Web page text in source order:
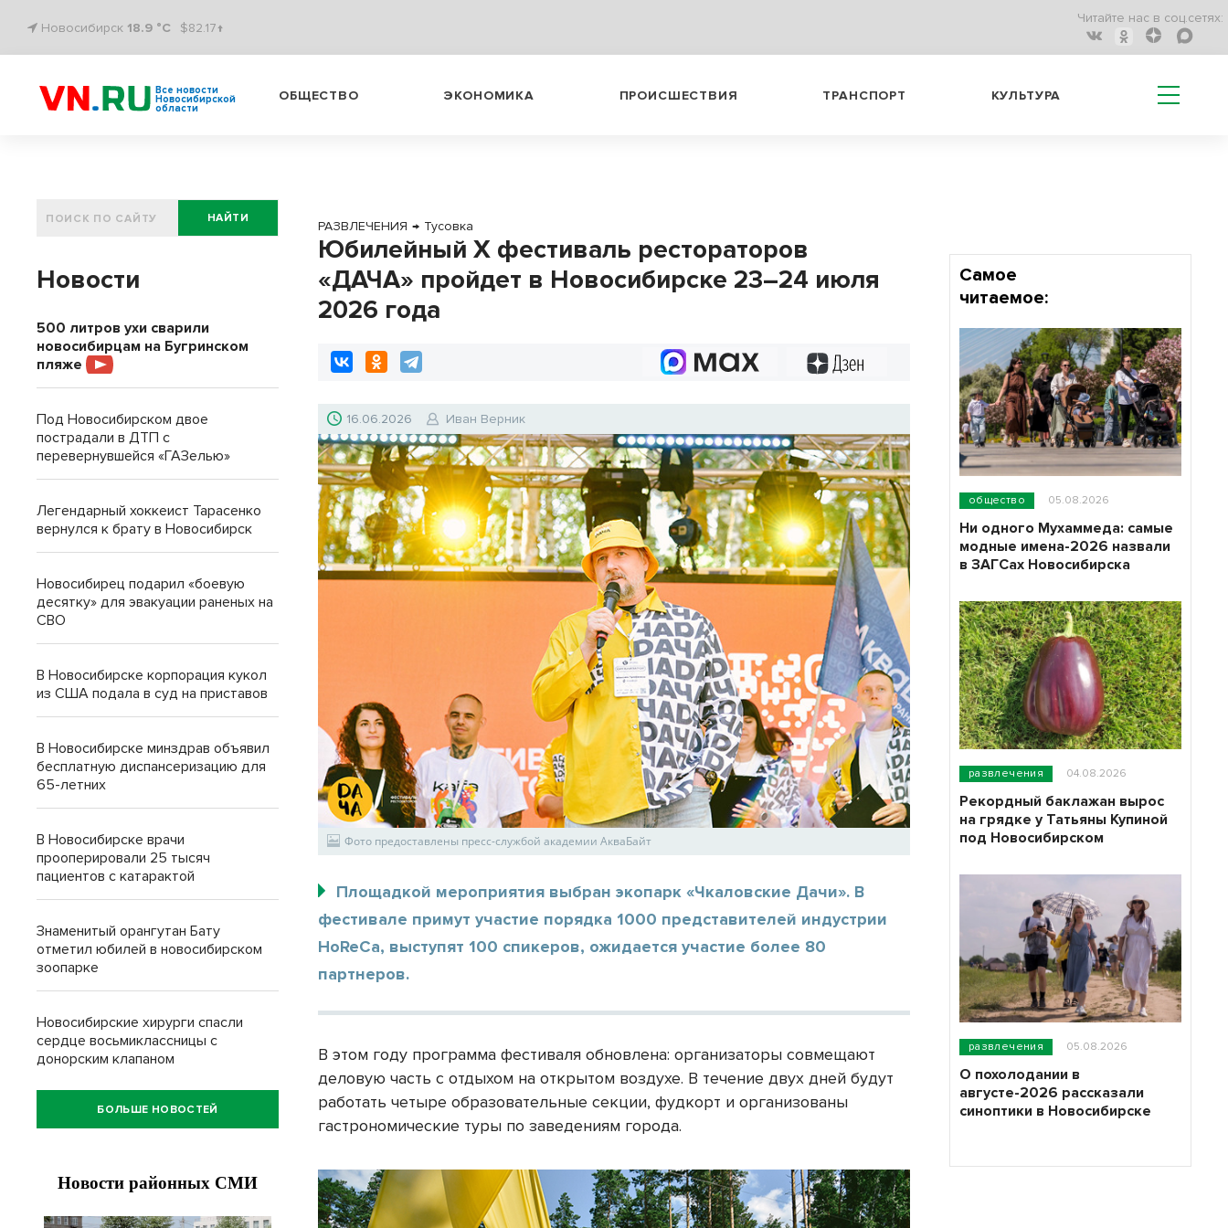
Новосибирск 18.9 °C $82.17↑
Читайте нас в соц.сетях:
Все новости
Новосибирской
области
ОБЩЕСТВО ЭКОНОМИКА ПРОИСШЕСТВИЯ ТРАНСПОРТ КУЛЬТУРА
РАЗВЛЕЧЕНИЯ → Тусовка
Юбилейный X фестиваль рестораторов
«ДАЧА» пройдет в Новосибирске 23–24 июля
2026 года
16.06.2026 Иван Верник
Фото предоставлены пресс-службой академии АкваБайт
Площадкой мероприятия выбран экопарк «Чкаловские Дачи». В
фестивале примут участие порядка 1000 представителей индустрии
HoReCa, выступят 100 спикеров, ожидается участие более 80
партнеров.
В этом году программа фестиваля обновлена: организаторы совмещают
деловую часть с отдыхом на открытом воздухе. В течение двух дней будут
работать четыре образовательные секции, фудкорт и организованы
гастрономические туры по заведениям города.
НАЙТИ
Новости
500 литров ухи сварили
новосибирцам на Бугринском
пляже
Под Новосибирском двое
пострадали в ДТП с
перевернувшейся «ГАЗелью»
Легендарный хоккеист Тарасенко
вернулся к брату в Новосибирск
Новосибирец подарил «боевую
десятку» для эвакуации раненых на
СВО
В Новосибирске корпорация кукол
из США подала в суд на приставов
В Новосибирске минздрав объявил
бесплатную диспансеризацию для
65-летних
В Новосибирске врачи
прооперировали 25 тысяч
пациентов с катарактой
Знаменитый орангутан Бату
отметил юбилей в новосибирском
зоопарке
Новосибирские хирурги спасли
сердце восьмиклассницы с
донорским клапаном
БОЛЬШЕ НОВОСТЕЙ
Самое
читаемое:
общество 05.08.2026
Ни одного Мухаммеда: самые
модные имена-2026 назвали
в ЗАГСах Новосибирска
развлечения 04.08.2026
Рекордный баклажан вырос
на грядке у Татьяны Купиной
под Новосибирском
развлечения 05.08.2026
О похолодании в
августе-2026 рассказали
синоптики в Новосибирске